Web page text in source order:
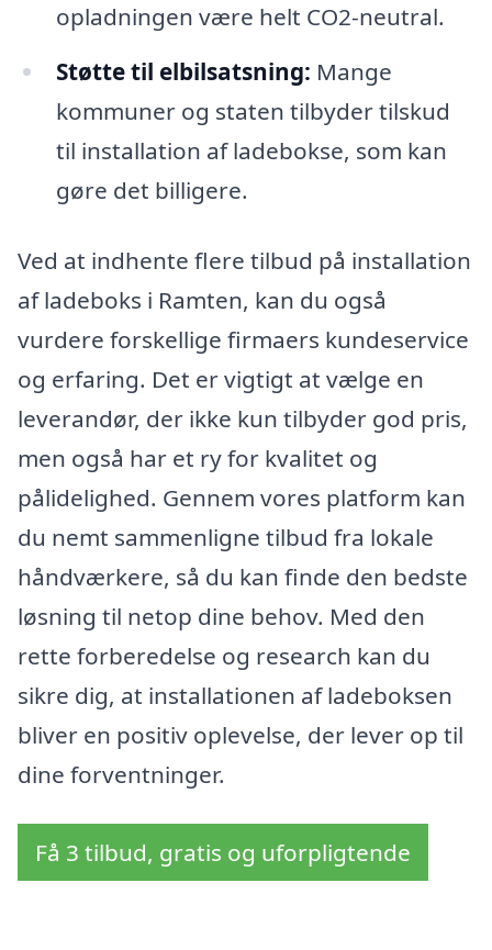
opladningen være helt CO2-neutral.
Støtte til elbilsatsning: Mange
kommuner og staten tilbyder tilskud
til installation af ladebokse, som kan
gøre det billigere.
Ved at indhente flere tilbud på installation
af ladeboks i Ramten, kan du også
vurdere forskellige firmaers kundeservice
og erfaring. Det er vigtigt at vælge en
leverandør, der ikke kun tilbyder god pris,
men også har et ry for kvalitet og
pålidelighed. Gennem vores platform kan
du nemt sammenligne tilbud fra lokale
håndværkere, så du kan finde den bedste
løsning til netop dine behov. Med den
rette forberedelse og research kan du
sikre dig, at installationen af ladeboksen
bliver en positiv oplevelse, der lever op til
dine forventninger.
Få 3 tilbud, gratis og uforpligtende